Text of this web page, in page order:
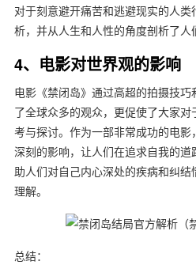
对于刻意避开痛苦和逃避现实的人
析，并从人生和人性的角度剖析了人
4、电影对世界观的影响
电影《禁闭岛》通过高超的拍摄技
了全球众多的观众，更促使了大家
考与探讨。作为一部非常成功的电
深刻的影响，让人们在追求自我的
助人们对自己内心深处的疾病和纠
理解。
总结：